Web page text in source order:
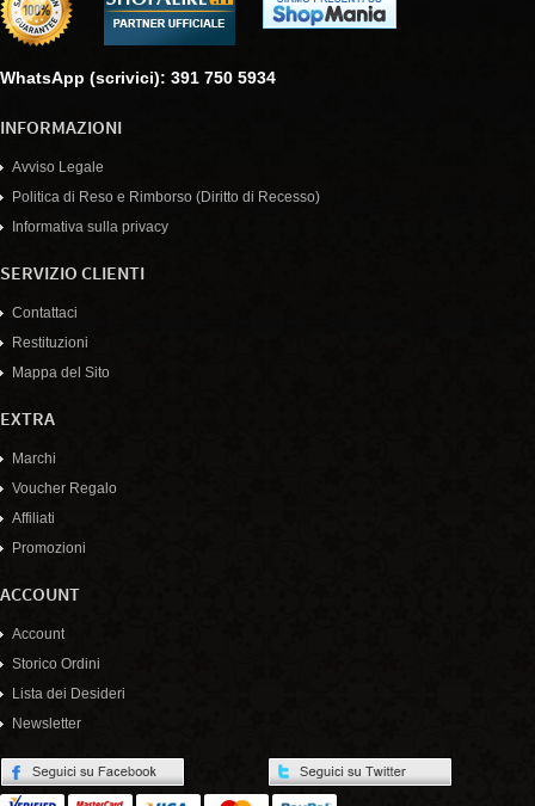
WhatsApp (scrivici): 391 750 5934
INFORMAZIONI
Avviso Legale
Politica di Reso e Rimborso (Diritto di Recesso)
Informativa sulla privacy
SERVIZIO CLIENTI
Contattaci
Restituzioni
Mappa del Sito
EXTRA
Marchi
Voucher Regalo
Affiliati
Promozioni
ACCOUNT
Account
Storico Ordini
Lista dei Desideri
Newsletter